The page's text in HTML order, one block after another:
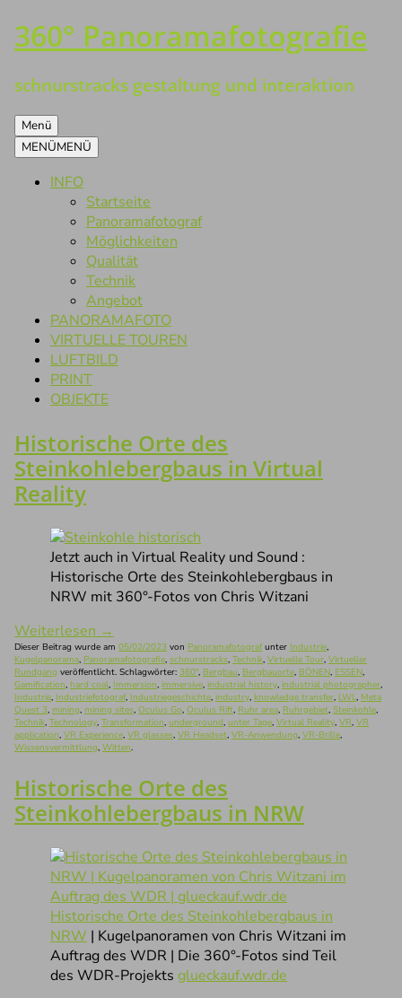
Zum
Inhalt
360° Panoramafotografie
schnurstracks gestaltung und interaktion
Menü
MENÜMENÜ
INFO
Startseite
Panoramafotograf
Möglichkeiten
Qualität
Technik
Angebot
PANORAMAFOTO
VIRTUELLE TOUREN
LUFTBILD
PRINT
OBJEKTE
Historische Orte des
Steinkohlebergbaus in Virtual
Reality
Jetzt auch in Virtual Reality und Sound :
Historische Orte des Steinkohlebergbaus in
NRW mit 360°-Fotos von Chris Witzani
Weiterlesen →
Dieser Beitrag wurde am 05/02/2023 von Panoramafotografunter Industrie,
Kugelpanorama, Panoramafotografie, schnurstracks, Technik, Virtuelle Tour, Virtueller
Rundgang veröffentlicht. Schlagwörter: 360°, Bergbau, Bergbauorte, BÖNEN, ESSEN,
Gamification, hard coal, Immersion, immersive, industrial history, industrial photographer,
Industrie, Industriefotograf, Industriegeschichte, industry, knowledge transfer, LWL, Meta
Quest 3, mining, mining sites, Oculus Go, Oculus Rift, Ruhr area, Ruhrgebiet, Steinkohle,
Technik, Technology, Transformation, underground, unter Tage, Virtual Reality, VR, VR
application, VR Experience, VR glasses, VR Headset, VR-Anwendung, VR-Brille,
Wissensvermittlung, Witten.
Historische Orte des
Steinkohlebergbaus in NRW
Historische Orte des Steinkohlebergbaus in
NRW | Kugelpanoramen von Chris Witzani im
Auftrag des WDR | Die 360°-Fotos sind Teil
des WDR-Projekts glueckauf.wdr.de